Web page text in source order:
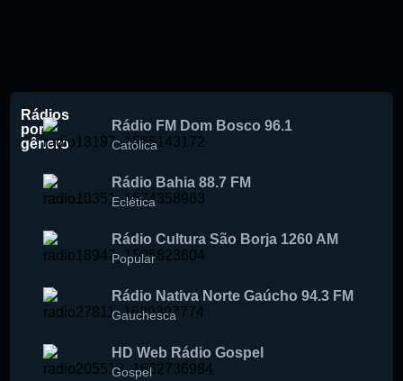
Rádios
por
gênero
Rádio FM Dom Bosco 96.1
Católica
Rádio Bahia 88.7 FM
Eclética
Rádio Cultura São Borja 1260 AM
Popular
Rádio Nativa Norte Gaúcho 94.3 FM
Gauchesca
HD Web Rádio Gospel
Gospel